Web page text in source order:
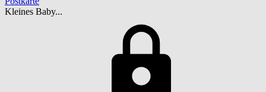
Kleines Baby...